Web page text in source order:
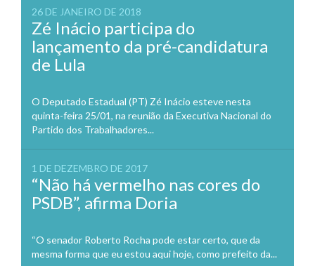
26 DE JANEIRO DE 2018
Zé Inácio participa do
lançamento da pré-candidatura
de Lula
O Deputado Estadual (PT) Zé Inácio esteve nesta
quinta-feira 25/01, na reunião da Executiva Nacional do
Partido dos Trabalhadores...
1 DE DEZEMBRO DE 2017
“Não há vermelho nas cores do
PSDB”, afirma Doria
“O senador Roberto Rocha pode estar certo, que da
mesma forma que eu estou aqui hoje, como prefeito da...